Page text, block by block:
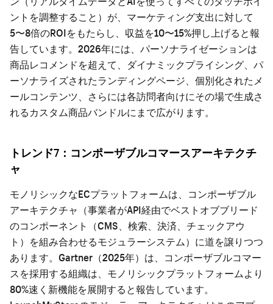
ントを調整すること）が、マーケティング支出に対して
5〜8倍のROIをもたらし、収益を10〜15%押し上げると報
告しています。2026年には、パーソナライゼーションは
商品レコメンドを超えて、ダイナミックプライシング、パ
ーソナライズされたランディングページ、個別化されたメ
ールコンテンツ、さらには各訪問者向けにその場で生成さ
れるカスタム商品バンドルにまで広がります。
トレンド7：コンポーザブルコマースアーキテクチ
ャ
モノリシックなECプラットフォームは、コンポーザブル
アーキテクチャ（事業者がAPI経由でベストオブブリード
のコンポーネント（CMS、検索、決済、チェックアウ
ト）を組み合わせるモジュラーシステム）に道を譲りつつ
あります。Gartner（2025年）は、コンポーザブルコマー
スを採用する組織は、モノリシックプラットフォームより
80%速く新機能を展開すると報告しています。